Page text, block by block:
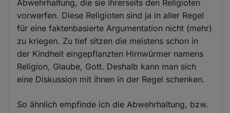
Abwehrhaltung, die sie ihrerseits den Religioten
vorwerfen. Diese Religioten sind ja in aller Regel
für eine faktenbasierte Argumentation nicht (mehr)
zu kriegen. Zu tief sitzen die meistens schon in
der Kindheit eingepflanzten Hirnwürmer namens
Religion, Glaube, Gott. Deshalb kann man sich
eine Diskussion mit ihnen in der Regel schenken.
So ähnlich empfinde ich die Abwehrhaltung, bzw.